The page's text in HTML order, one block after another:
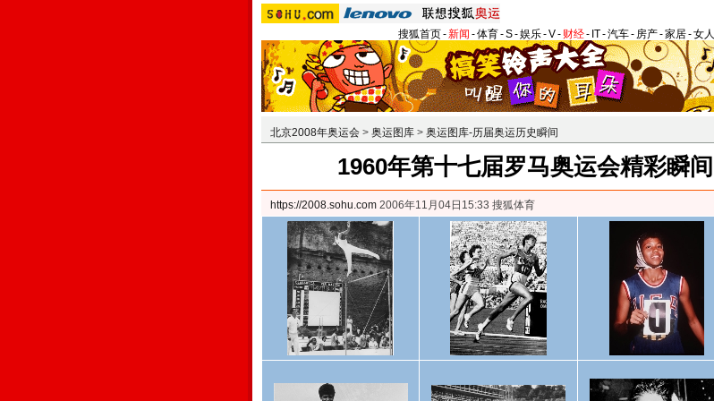
搜狐首页-新闻 -体育-S-娱乐-V- 财经- IT-汽车- 房产-家居-女人
北京2008年奥运会 > 奥运图库 > 奥运图库-历届奥运历史瞬间
1960年第十七届罗马奥运会精彩瞬间
https://2008.sohu.com 2006年11月04日15:33 搜狐体育